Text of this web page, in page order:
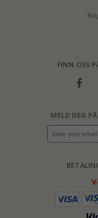
FINN OSS
MELD DEG